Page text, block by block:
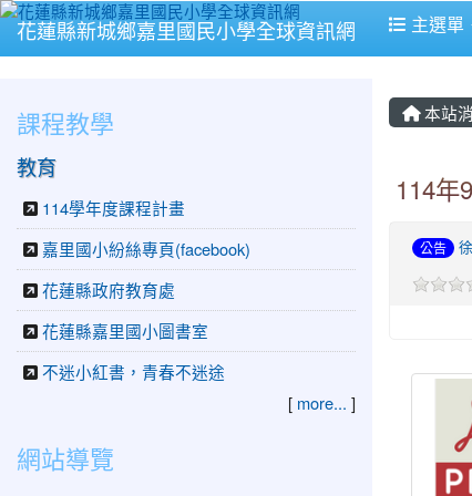
花蓮縣新城鄉嘉里國民小學全球資訊網 主選單
本站
114年
公告
課程教學
教育
114學年度課程計畫
嘉里國小紛絲專頁(facebook)
花蓮縣政府教育處
花蓮縣嘉里國小圖書室
不迷小紅書，青春不迷途
[ more... ]
網站導覽